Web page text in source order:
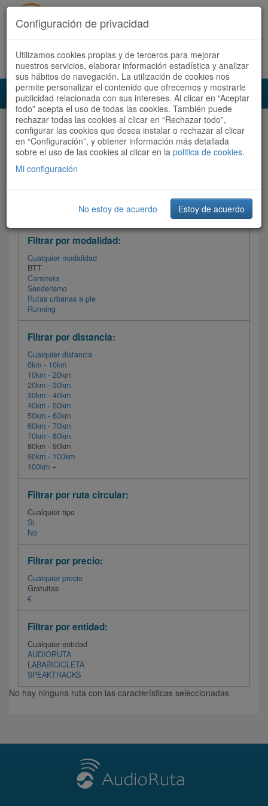
Acceder Registrate ahora Español | Català
Audioruta Todas las rutas
Todas las rutas
Ordenar por: Más recientes /
Filtrar las rutas
Filtrar por modalidad:
Cualquier modalidad
BTT
Carretera
Senderismo
Rutas urbanas a pie
Running
Filtrar por distancia:
Cualquier distancia
0km - 10km
10km - 20km
20km - 30km
30km - 40km
40km - 50km
50km - 60km
60km - 70km
70km - 80km
80km - 90km
90km - 100km
100km +
Filtrar por ruta circular:
Cualquier tipo
Si
No
Filtrar por precio:
Cualquier precio
Gratuitas
€
Filtrar por entidad:
Cualquier entidad
AUDIORUTA
LABABICICLETA
SPEAKTRACKS
No hay ninguna ruta con las características seleccionadas
Configuración de privacidad
Utilizamos cookies propias y de terceros para mejorar
nuestros servicios, elaborar información estadística y analizar
sus hábitos de navegación. La utilización de cookies nos
permite personalizar el contenido que ofrecemos y mostrarle
publicidad relacionada con sus intereses. Al clicar en “Aceptar
todo” acepta el uso de todas las cookies. También puede
rechazar todas las cookies al clicar en “Rechazar todo”,
configurar las cookies que desea instalar o rechazar al clicar
en “Configuración”, y obtener información más detallada
sobre el uso de las cookies al clicar en la politica de cookies.
Mi configuración
No estoy de acuerdo Estoy de acuerdo